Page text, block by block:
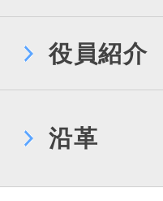
役員紹介
沿革